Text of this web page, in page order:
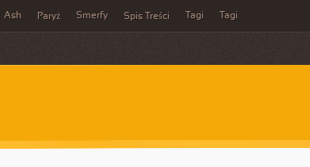
Ash Paryż Smerfy Spis Treści Tagi Tagi